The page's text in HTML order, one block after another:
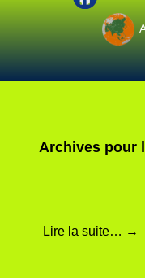
Archives pour
Lire la suite… →